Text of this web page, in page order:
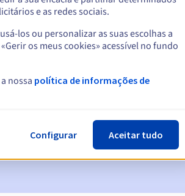
eliminação do nome de domínio
e as redes sociais.
los ou personalizar as suas escolhas a
os meus cookies» acessível no fundo
nossa política de informações de
Configurar Aceitar tudo